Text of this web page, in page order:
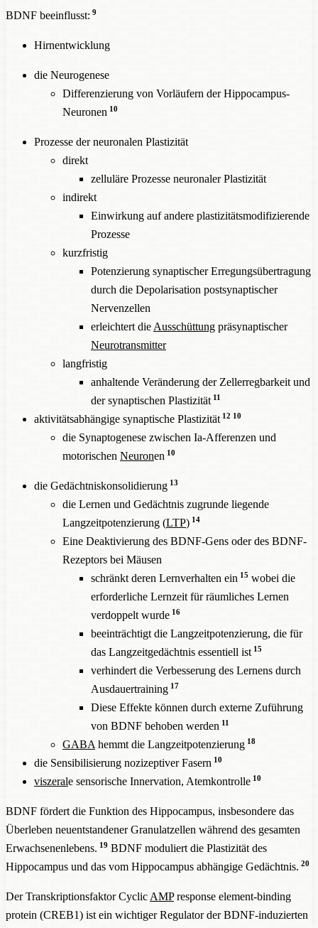
BDNF beeinflusst: 9
Hirnentwicklung
die Neurogenese
Differenzierung von Vorläufern der Hippocampus-
Neuronen 10
Prozesse der neuronalen Plastizität
direkt
zelluläre Prozesse neuronaler Plastizität
indirekt
Einwirkung auf andere plastizitätsmodifizierende
Prozesse
kurzfristig
Potenzierung synaptischer Erregungsübertragung
durch die Depolarisation postsynaptischer
Nervenzellen
erleichtert die Ausschüttung präsynaptischer
Neurotransmitter
langfristig
anhaltende Veränderung der Zellerregbarkeit und
der synaptischen Plastizität 11
aktivitätsabhängige synaptische Plastizität 12 10
die Synaptogenese zwischen Ia-Afferenzen und
motorischen Neuronen 10
die Gedächtniskonsolidierung 13
die Lernen und Gedächtnis zugrunde liegende
Langzeitpotenzierung (LTP) 14
Eine Deaktivierung des BDNF-Gens oder des BDNF-
Rezeptors bei Mäusen
schränkt deren Lernverhalten ein 15 wobei die
erforderliche Lernzeit für räumliches Lernen
verdoppelt wurde 16
beeinträchtigt die Langzeitpotenzierung, die für
das Langzeitgedächtnis essentiell ist 15
verhindert die Verbesserung des Lernens durch
Ausdauertraining 17
Diese Effekte können durch externe Zuführung
von BDNF behoben werden 11
GABA hemmt die Langzeitpotenzierung 18
die Sensibilisierung nozizeptiver Fasern 10
viszerale sensorische Innervation, Atemkontrolle 10
BDNF fördert die Funktion des Hippocampus, insbesondere das
Überleben neuentstandener Granulatzellen während des gesamten
Erwachsenenlebens. 19 BDNF moduliert die Plastizität des
Hippocampus und das vom Hippocampus abhängige Gedächtnis. 20
Der Transkriptionsfaktor Cyclic AMPresponse element-binding
protein (CREB1) ist ein wichtiger Regulator der BDNF-induzierten